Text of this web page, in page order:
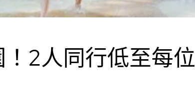
！2人同行低至每位